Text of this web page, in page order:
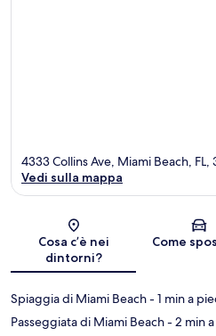
4333 Collins Ave, Miami Beach, FL,
Vedi sulla mappa
Cosa c’è nei
dintorni?
Come
Spiaggia di Miami Beach- 1 min a
Passeggiata di Miami Beach- 2 min